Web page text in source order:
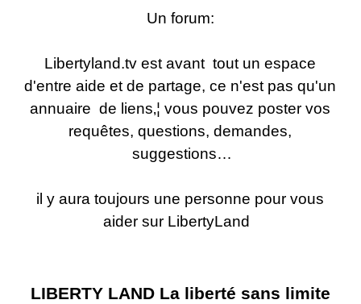
Un forum:
Libertyland.tv est avant tout un espace
d'entre aide et de partage, ce n'est pas qu'un
annuaire de liens‚¦ vous pouvez poster vos
requêtes, questions, demandes,
suggestions…
il y aura toujours une personne pour vous
aider sur LibertyLand
LIBERTY LAND La liberté sans limite